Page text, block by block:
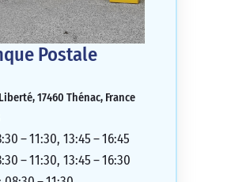
Postale
17460 Thénac, France
– 11:30, 13:45 – 16:45
– 11:30, 13:45 – 16:30